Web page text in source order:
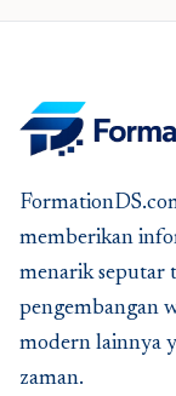
memberikan
menarik seputar
pengembangan
modern lainnya
zaman.